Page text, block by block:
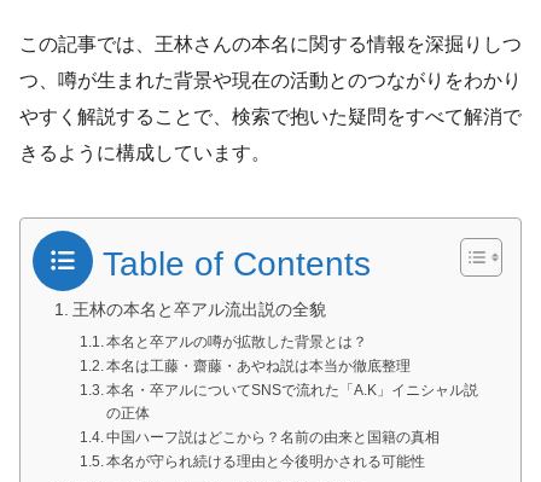
この記事では、王林さんの本名に関する情報を深掘りしつ
つ、噂が生まれた背景や現在の活動とのつながりをわかり
やすく解説することで、検索で抱いた疑問をすべて解消で
きるように構成しています。
Table of Contents
王林の本名と卒アル流出説の全貌
本名と卒アルの噂が拡散した背景とは？
本名は工藤・齋藤・あやね説は本当か徹底整理
本名・卒アルについてSNSで流れた「A.K」イニシャル説
の正体
中国ハーフ説はどこから？名前の由来と国籍の真相
本名が守られ続ける理由と今後明かされる可能性